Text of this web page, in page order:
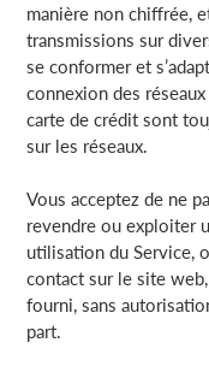
manière non chiffrée,
transmissions sur
se conformer et
connexion des
carte de crédit sont
sur les réseaux.
Vous acceptez de ne
revendre ou exploiter
utilisation du Service,
contact sur le site
fourni, sans
part.